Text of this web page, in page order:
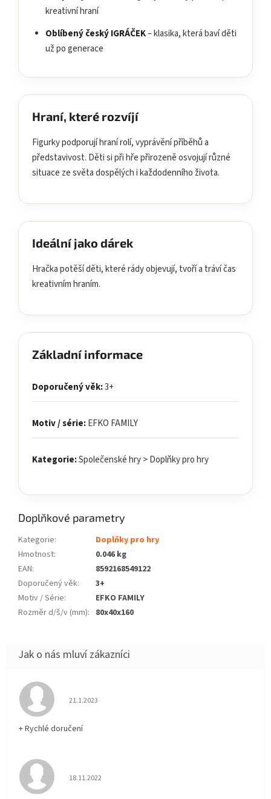
kreativní hraní
Oblíbený český IGRÁČEK– klasika, která baví děti
už po generace
Hraní, které rozvíjí
Figurky podporují hraní rolí, vyprávění příběhů a
představivost. Děti si při hře přirozeně osvojují různé
situace ze světa dospělých i každodenního života.
Ideální jako dárek
Hračka potěší děti, které rády objevují, tvoří a tráví čas
kreativním hraním.
Základní informace
Doporučený věk:3+
Motiv / série:EFKO FAMILY
Kategorie:Společenské hry > Doplňky pro hry
Doplňkové parametry
Kategorie:
Doplňky pro hry
Hmotnost:
0.046 kg
EAN:
8592168549122
Doporučený věk:
3+
Motiv / Série:
EFKO FAMILY
Rozměr d/š/v (mm): 80x40x160
Hodnocení obchodu je 5 z 5 hvězdiček.
21.1.2023
+ Rychlé doručení
Hodnocení obchodu je 5 z 5 hvězdiček.
18.11.2022